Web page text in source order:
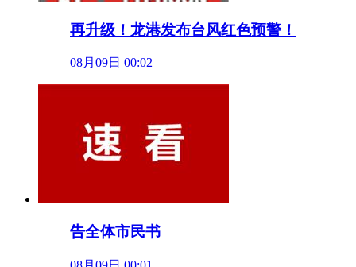
再升级！龙港发布台风红色预警！
08月09日 00:02
告全体市民书